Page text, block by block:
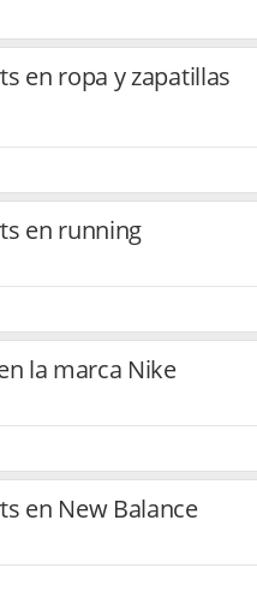
en ropa y zapatillas
en running
la marca Nike
en New Balance